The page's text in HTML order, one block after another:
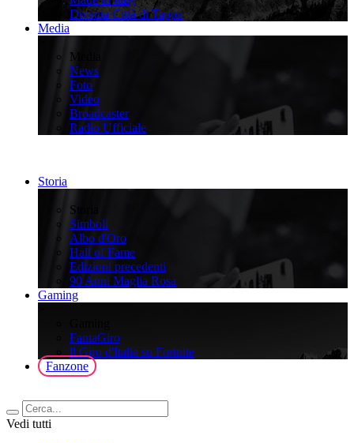
Diventa Città di Tappa
Media
Media
News
Foto
Video
Broadcaster
Radio Ufficiale
Storia
Storia
Simboli
Albo d'Oro
Hall of Fame
Edizioni precedenti
90 Anni Maglia Rosa
Gaming
FantaGiro
ll Giro d'Italia su Fortnite
Fanzone
Vedi tutti